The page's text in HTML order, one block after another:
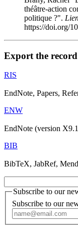
théâtre-action
politique ?".
https://doi.org/
Export the
RIS
EndNote, Papers,
ENW
EndNote (version
BIB
BibTeX, JabRef,
Subscribe to our
Subscribe to our